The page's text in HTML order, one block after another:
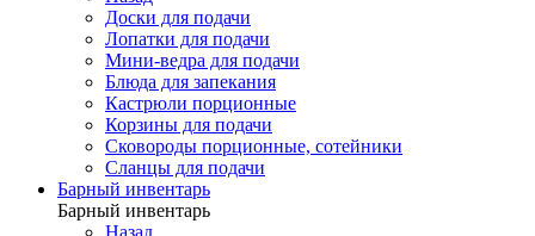
Доски для подачи
Лопатки для подачи
Мини-ведра для подачи
Блюда для запекания
Кастрюли порционные
Корзины для подачи
Сковороды порционные, сотейники
Сланцы для подачи
Барный инвентарь
Барный инвентарь
Назад